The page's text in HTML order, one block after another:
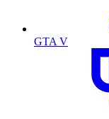
GTA V